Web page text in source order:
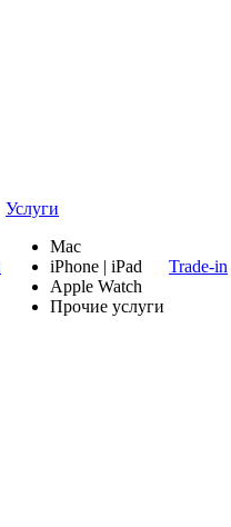
Услуги
Mac
iPhone | iPad
Apple Watch
Прочие услуги
Trade-in